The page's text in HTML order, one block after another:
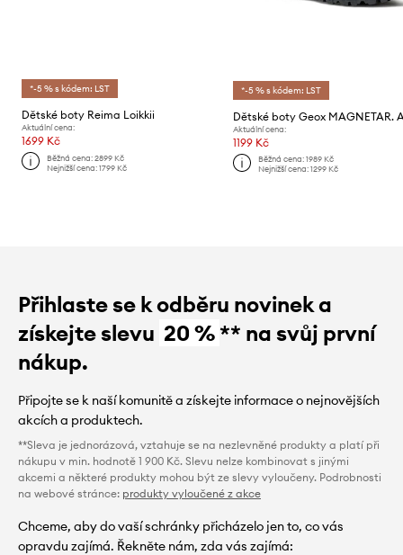
*-5 % s kódem: LST
Dětské boty Reima Loikkii
Aktuální cena:
1699 Kč
Běžná cena:2899 Kč
Nejnižší cena:1799 Kč
*-5 % s kódem: LST
Dětské boty Geox MAGNETAR.
Aktuální cena:
1199 Kč
Běžná cena: 1989 Kč
Nejnižší cena: 1299 Kč
Přihlaste se k odběru novinek a
získejte slevu 20 %** na svůj první
nákup.
Připojte se k naší komunitě a získejte informace o nejnovějších
akcích a produktech.
**Sleva je jednorázová, vztahuje se na nezlevněné produkty a platí při
nákupu v min. hodnotě 1 900 Kč. Slevu nelze kombinovat s jinými
akcemi a některé produkty mohou být ze slevy vyloučeny. Podrobnosti
na webové stránce: produkty vyloučené z akce
Chceme, aby do vaší schránky přicházelo jen to, co vás
opravdu zajímá. Řekněte nám, zda vás zajímá: